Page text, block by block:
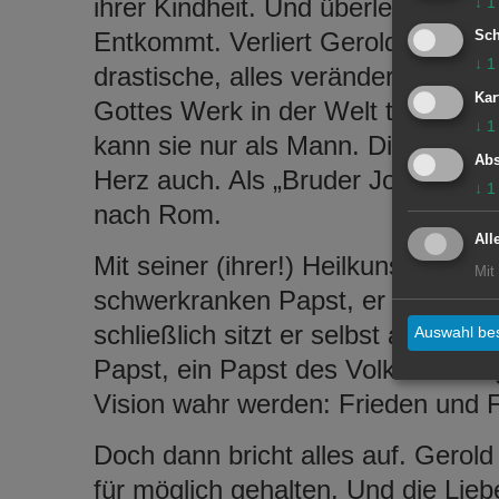
ihrer Kindheit. Und überlebt: den
Entkommt. Verliert Gerold, den
drastische, alles verändernde
Gottes Werk in der Welt tun will,
kann sie nur als Mann. Die Haare
Herz auch. Als „Bruder
nach Rom.
Mit seiner (ihrer!) Heilkunst
schwerkranken Papst, er wird
schließlich sitzt er selbst auf dem
Papst, ein Papst des Volkes. Und
Vision wahr werden: Frieden und
Doch dann bricht alles auf.
für möglich gehalten. Und die
↓ 1
↓ 1
↓ 1
Mit
Auswahl